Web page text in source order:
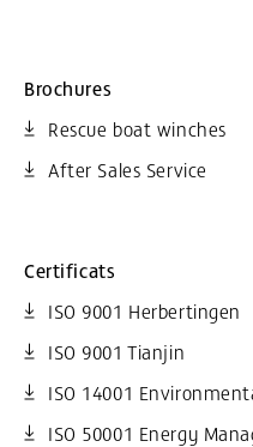
Brochures
Rescue boat winches
After Sales Service
Certificats
ISO 9001 Herbertingen
ISO 9001 Tianjin
ISO 14001
ISO 50001 Energy